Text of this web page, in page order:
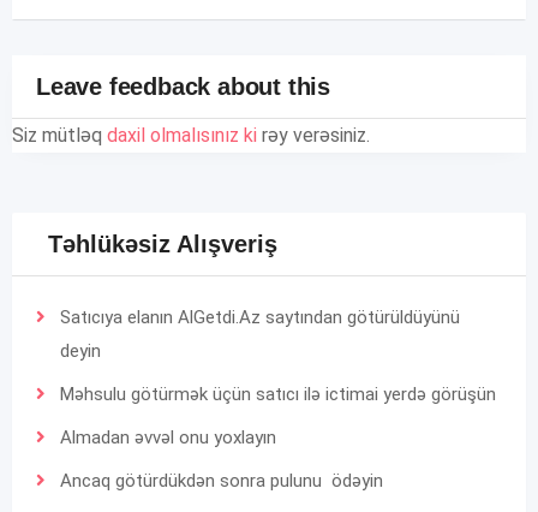
Leave feedback about this
Siz mütləq daxil olmalısınız ki rəy verəsiniz.
Təhlükəsiz Alışveriş
Satıcıya elanın AlGetdi.Az saytından götürüldüyünü
deyin
Məhsulu götürmək üçün satıcı ilə ictimai yerdə görüşün
Almadan əvvəl onu yoxlayın
Ancaq götürdükdən sonra pulunu ödəyin